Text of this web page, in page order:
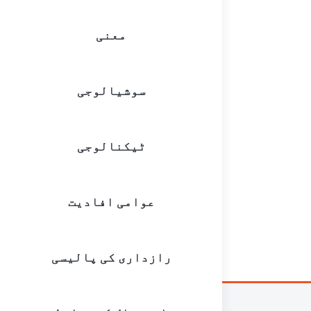
معنی
سوشیالوجی
ٹیکنالوجی
عوامی افادیت
رازداری کی پالیسی